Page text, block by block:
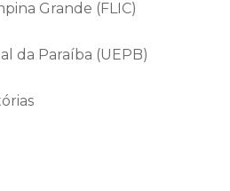
Grande (FLIC)
da Paraíba (UEPB)